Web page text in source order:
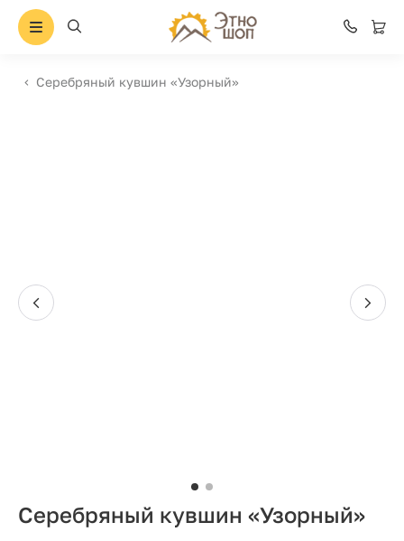
Серебряный кувшин «Узорный»
Серебряный кувшин «Узорный»